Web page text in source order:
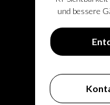
und bessere